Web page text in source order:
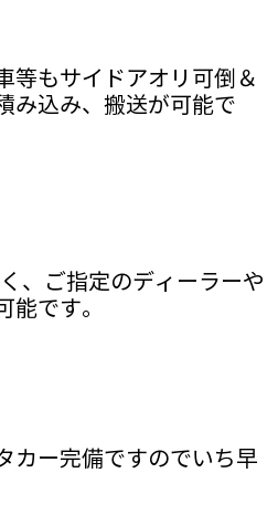
等もサイドアオリ可倒＆
み込み、搬送が可能で
、ご指定のディーラーや
です。
カー完備ですのでいち早